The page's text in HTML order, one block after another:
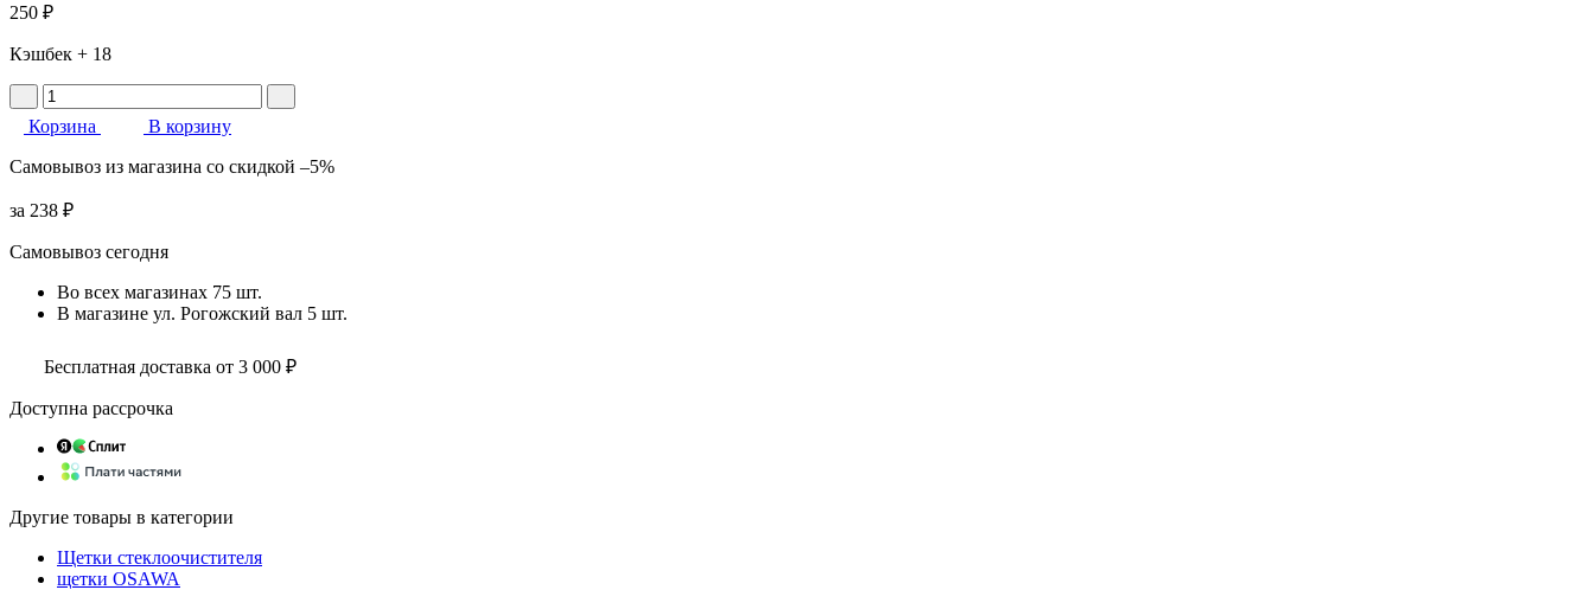
250 ₽
Кэшбек + 18
Корзина
В корзину
Самовывоз из магазина со скидкой –5%
за 238 ₽
Самовывоз сегодня
Во всех магазинах 75 шт.
В магазине ул. Рогожский вал 5 шт.
Бесплатная доставка от 3 000 ₽
Доступна рассрочка
Другие товары в категории
Щетки стеклоочистителя
щетки OSAWA